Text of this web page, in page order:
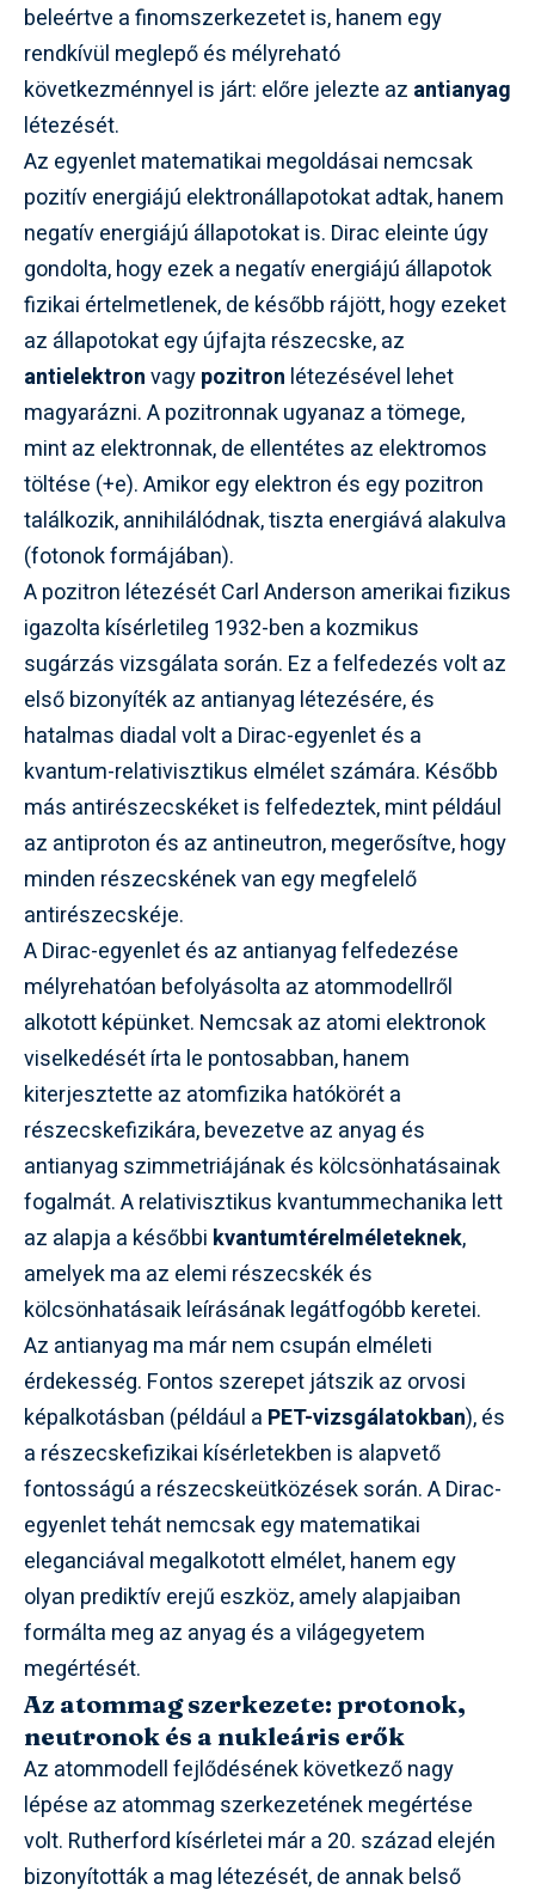
beleértve a finomszerkezetet is, hanem egy
rendkívül meglepő és mélyreható
következménnyel is járt: előre jelezte az antianyag
létezését.
Az egyenlet matematikai megoldásai nemcsak
pozitív energiájú elektronállapotokat adtak, hanem
negatív energiájú állapotokat is. Dirac eleinte úgy
gondolta, hogy ezek a negatív energiájú állapotok
fizikai értelmetlenek, de később rájött, hogy ezeket
az állapotokat egy újfajta részecske, az
antielektronvagypozitron létezésével lehet
magyarázni. A pozitronnak ugyanaz a tömege,
mint az elektronnak, de ellentétes az elektromos
töltése (+e). Amikor egy elektron és egy pozitron
találkozik, annihilálódnak, tiszta energiává alakulva
(fotonok formájában).
A pozitron létezését Carl Anderson amerikai fizikus
igazolta kísérletileg 1932-ben a kozmikus
sugárzás vizsgálata során. Ez a felfedezés volt az
első bizonyíték az antianyag létezésére, és
hatalmas diadal volt a Dirac-egyenlet és a
kvantum-relativisztikus elmélet számára. Később
más antirészecskéket is felfedeztek, mint például
az antiproton és az antineutron, megerősítve, hogy
minden részecskének van egy megfelelő
antirészecskéje.
A Dirac-egyenlet és az antianyag felfedezése
mélyrehatóan befolyásolta az atommodellről
alkotott képünket. Nemcsak az atomi elektronok
viselkedését írta le pontosabban, hanem
kiterjesztette az atomfizika hatókörét a
részecskefizikára, bevezetve az anyag és
antianyag szimmetriájának és kölcsönhatásainak
fogalmát. A relativisztikus kvantummechanika lett
az alapja a későbbi kvantumtérelméleteknek,
amelyek ma az elemi részecskék és
kölcsönhatásaik leírásának legátfogóbb keretei.
Az antianyag ma már nem csupán elméleti
érdekesség. Fontos szerepet játszik az orvosi
képalkotásban (például a PET-vizsgálatokban), és
a részecskefizikai kísérletekben is alapvető
fontosságú a részecskeütközések során. A Dirac-
egyenlet tehát nemcsak egy matematikai
eleganciával megalkotott elmélet, hanem egy
olyan prediktív erejű eszköz, amely alapjaiban
formálta meg az anyag és a világegyetem
megértését.
Az atommag szerkezete: protonok,
neutronok és a nukleáris erők
Az atommodell fejlődésének következő nagy
lépése az atommag szerkezetének megértése
volt. Rutherford kísérletei már a 20. század elején
bizonyították a mag létezését, de annak belső